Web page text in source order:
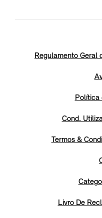
Regulamento Geral
Política
Cond.
Termos &
Livro De